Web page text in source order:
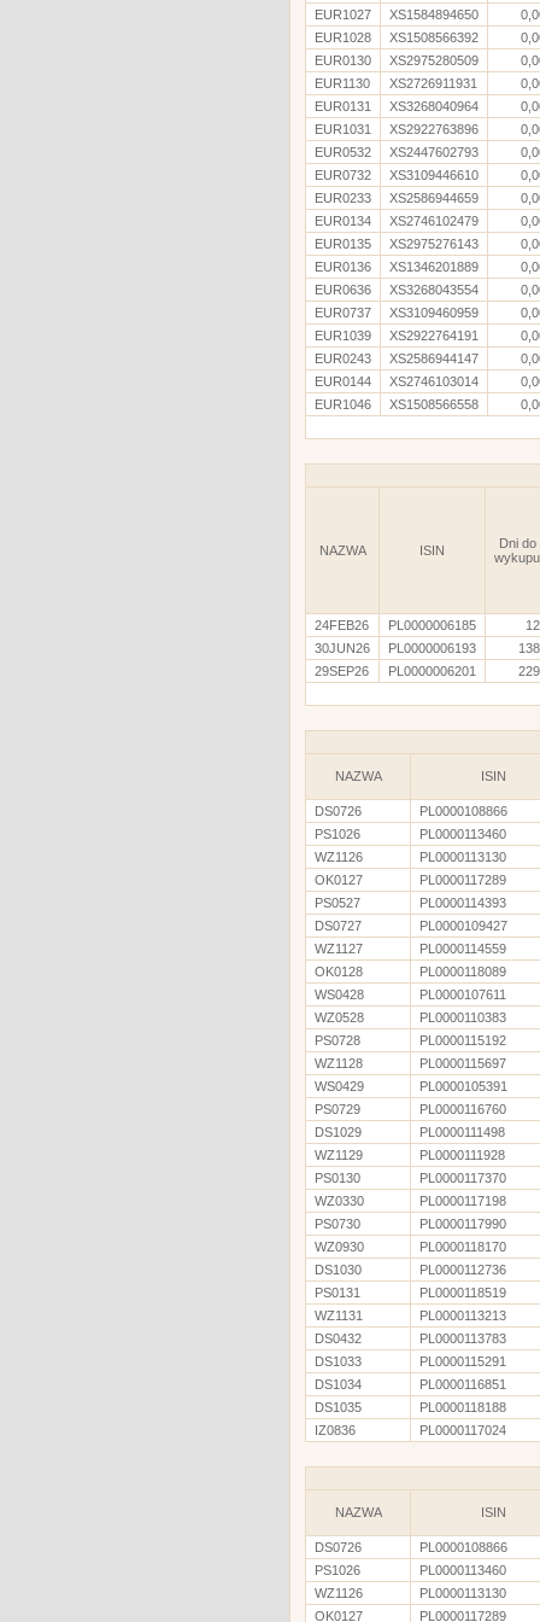
EUR1027
XS1584894650
EUR1028
XS1508566392
EUR0130
XS2975280509
EUR1130
XS2726911931
EUR0131
XS3268040964
EUR1031
XS2922763896
EUR0532
XS2447602793
EUR0732
XS3109446610
EUR0233
XS2586944659
EUR0134
XS2746102479
EUR0135
XS2975276143
EUR0136
XS1346201889
EUR0636
XS3268043554
EUR0737
XS3109460959
EUR1039
XS2922764191
EUR0243
XS2586944147
EUR0144
XS2746103014
EUR1046
XS1508566558
NAZWA ISIN
Dni do
wykupu
24FEB26 PL0000006185
12
30JUN26
PL0000006193
138
29SEP26
PL0000006201 229
NAZWA ISIN
DS0726
PL0000108866
PS1026
PL0000113460
WZ1126
PL0000113130
OK0127
PL0000117289
PS0527
PL0000114393
DS0727
PL0000109427
WZ1127
PL0000114559
OK0128
PL0000118089
WS0428
PL0000107611
WZ0528
PL0000110383
PS0728
PL0000115192
WZ1128
PL0000115697
WS0429
PL0000105391
PS0729
PL0000116760
DS1029
PL0000111498
WZ1129
PL0000111928
PS0130
PL0000117370
WZ0330
PL0000117198
PS0730
PL0000117990
WZ0930
PL0000118170
DS1030
PL0000112736
PS0131
PL0000118519
WZ1131
PL0000113213
DS0432
PL0000113783
DS1033
PL0000115291
DS1034
PL0000116851
DS1035
PL0000118188
IZ0836
PL0000117024
NAZWA ISIN
DS0726
PL0000108866
PS1026
PL0000113460
WZ1126
PL0000113130
OK0127
PL0000117289